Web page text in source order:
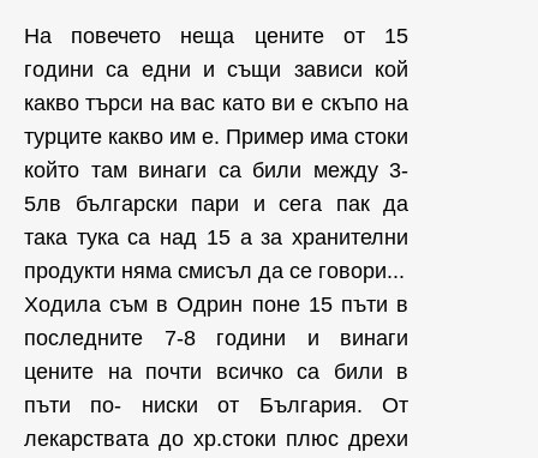
На повечето неща цените от 15
години са едни и същи зависи кой
какво търси на вас като ви е скъпо на
турците какво им е. Пример има стоки
който там винаги са били между 3-
5лв български пари и сега пак да
така тука са над 15 а за хранителни
продукти няма смисъл да се говори...
Ходила съм в Одрин поне 15 пъти в
последните 7-8 години и винаги
цените на почти всичко са били в
пъти по- ниски от България. От
лекарствата до хр.стоки плюс дрехи